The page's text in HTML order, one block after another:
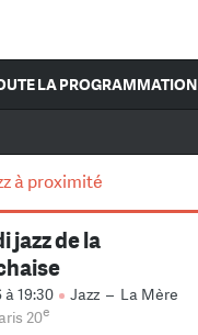
LA PROGRAMMATION
à proximité
jazz de la
à 19:30 Jazz – La Mère
20e